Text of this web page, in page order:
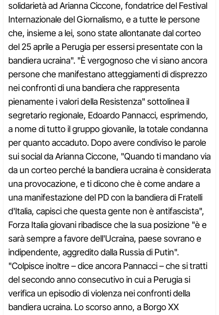
solidarietà ad Arianna Ciccone, fondatrice del Festival
Internazionale del Giornalismo, e a tutte le persone
che, insieme a lei, sono state allontanate dal corteo
del 25 aprile a Perugia per essersi presentate con la
bandiera ucraina". "È vergognoso che vi siano ancora
persone che manifestano atteggiamenti di disprezzo
nei confronti di una bandiera che rappresenta
pienamente i valori della Resistenza" sottolinea il
segretario regionale, Edoardo Pannacci, esprimendo,
a nome di tutto il gruppo giovanile, la totale condanna
per quanto accaduto. Dopo avere condiviso le parole
sui social da Arianna Ciccone, "Quando ti mandano via
da un corteo perché la bandiera ucraina è considerata
una provocazione, e ti dicono che è come andare a
una manifestazione del PD con la bandiera di Fratelli
d'Italia, capisci che questa gente non è antifascista",
Forza Italia giovani ribadisce che la sua posizione "è e
sarà sempre a favore dell'Ucraina, paese sovrano e
indipendente, aggredito dalla Russia di Putin".
"Colpisce inoltre – dice ancora Pannacci – che si tratti
del secondo anno consecutivo in cui a Perugia si
verifica un episodio di violenza nei confronti della
bandiera ucraina. Lo scorso anno, a Borgo XX